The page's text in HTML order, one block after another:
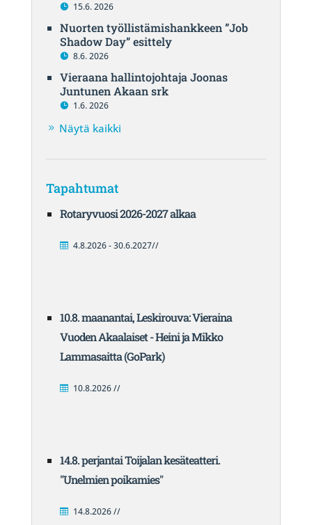
15.6. 2026
Nuorten työllistämishankkeen ”Job
Shadow Day” esittely
8.6. 2026
Vieraana hallintojohtaja Joonas
Juntunen Akaan srk
1.6. 2026
Näytä kaikki
Tapahtumat
Rotaryvuosi 2026-2027 alkaa
4.8.2026 - 30.6.2027//
10.8. maanantai, Leskirouva: Vieraina
Vuoden Akaalaiset - Heini ja Mikko
Lammasaitta (GoPark)
10.8.2026 //
14.8. perjantai Toijalan kesäteatteri.
"Unelmien poikamies"
14.8.2026 //